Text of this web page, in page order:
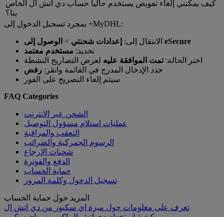
كيف يمكنني إلغاء تفويض يستخدم حاليا حساب دي اتش ال الخاص
بنا؟
بمجرد تسجيل الدخول إلى +MyDHL:
الانتقال إلى: إعدادات شحنتي >
الوصول إلى eSecure
تحديد: مستخدم معتمد
اختر الحالة:تمت الموافقة عليه لعرض التصاريح النشطة
حدد الإدخال المدرج في القائمة وانقر: رفض
سيتم إلغاء التصريح على الفور
FAQ Categories
الشحن عبر الانترنت
عمليات استلام مسؤول التوصيل
التعقب والمراقبة
الرسوم الجمركية والضرائب
شحنات الإرجاع
الدفع والفوترة
حماية الحساب
تسجيل الدخول وكلمة المرور
المزيد حول حماية الحساب
تعرف على معلومات حول ميزة إي سكيور من دي إتش إل